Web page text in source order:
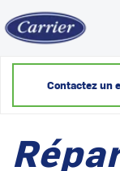
Contactez un